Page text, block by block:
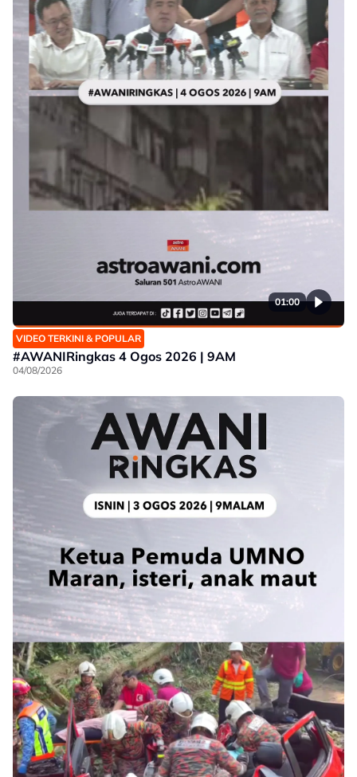
01:00
VIDEO TERKINI & POPULAR
#AWANIRingkas 4 Ogos 2026 | 9AM
04/08/2026